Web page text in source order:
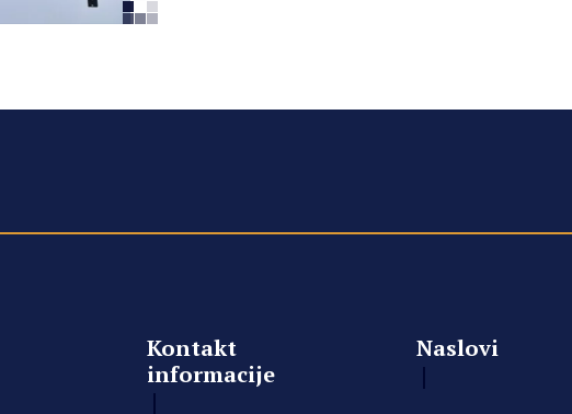
Kontakt
informacije
Naslovi